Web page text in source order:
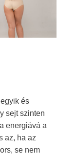
és
sejt szinten
energiává a
az, ha az
se nem